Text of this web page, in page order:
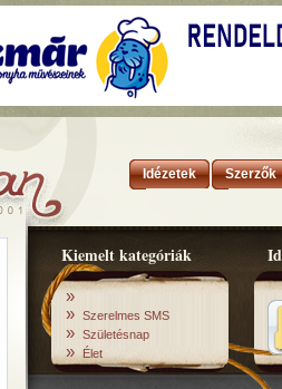
Idézetek Szerzők
Kiemelt kategóriák
»
» Szerelmes SMS
» Születésnap
» Élet